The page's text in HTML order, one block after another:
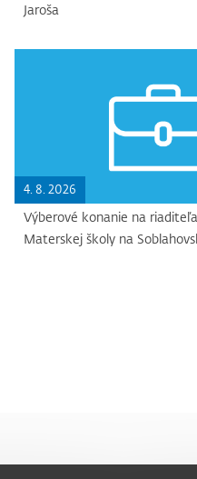
Jaroša
4. 8. 2026
Výberové konanie na
Materskej školy na